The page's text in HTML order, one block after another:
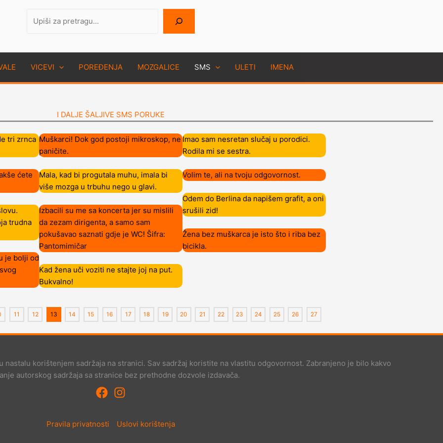
VICEVI POREĐENJA MOZGALICE SMS ULETI IMENA
I DALJE ŠALJIVE SMS PORUKE
tri zrnca
ćete
trudna
je bolji od
Muškarci! Dok god postoji mikroskop, ne
paničite.
Mala, kad bi progutala muhu, imala bi
više mozga u trbuhu nego u glavi.
Izbacili su me sa koncerta jer su mislili
da zezam dirigenta, a samo sam
pokušavao saznati gdje je WC! Šifra:
Pantomimičar
Kad žena uči voziti ne stajte joj na put.
Bukvalno!
Imao sam nesretan slučaj u porodici.
Rodila mi se sestra.
Volim te, ali na tvoju odgovornost.
Odem do Berlina da napišem grafit, a oni
srušili zid!
Žena bez muškarca je isto što i riba bez
bicikla.
11 12 13 14 15 16 17 18 19 20 21 22 23 24 25 26 27
korištenjem sadržaja na stranici. Sav sadržaj koristite na vlastitu odgovornost. Zabranjeno je bilo kakvo
autorskog sadržaja sa stranice bez prethodne dozvole izdavača.
Pravila privatnosti Uslovi korištenja